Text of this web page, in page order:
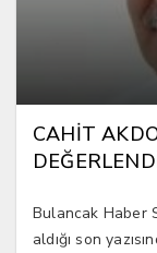
CAHİT
Bulancak Haber
aldığı son